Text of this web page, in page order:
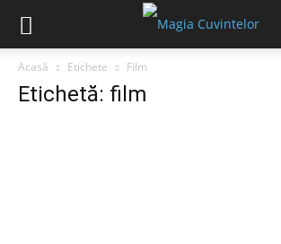
Acasă Etichete Film
Etichetă: film